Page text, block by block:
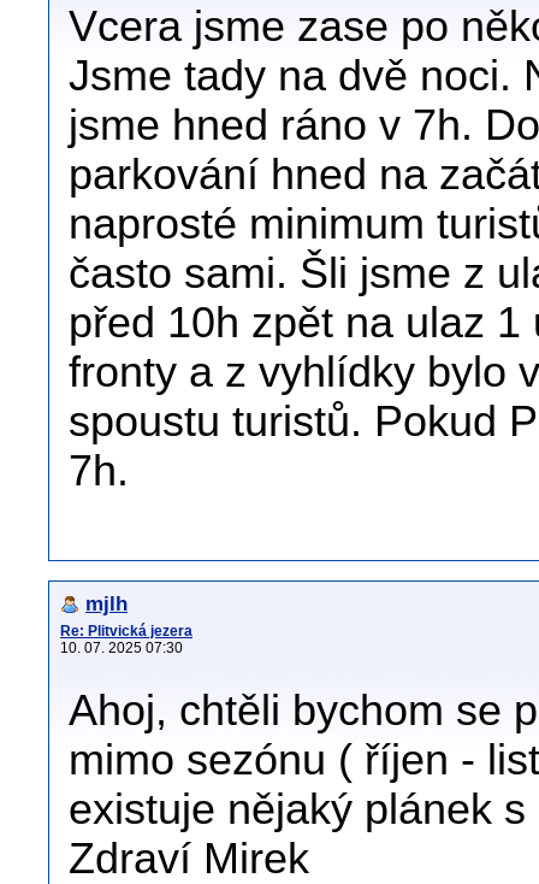
Vcera jsme zase po
Jsme tady na dvě noci.
jsme hned ráno v 7h.
parkování hned na
naprosté minimum
často sami. Šli jsme z
před 10h zpět na ulaz
fronty a z vyhlídky bylo
spoustu turistů. Pokud
7h.
mjlh
Re: Plitvická jezera
10. 07. 2025 07:30
Ahoj, chtěli bychom se
mimo sezónu ( říjen -
existuje nějaký plánek
Zdraví Mirek